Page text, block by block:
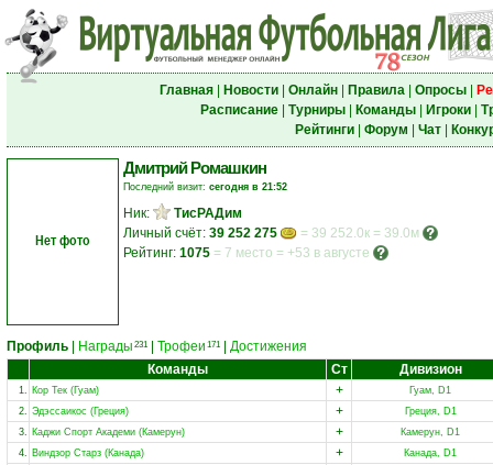
Главная| Новости| Онлайн| Правила| Опросы|
Расписание| Турниры| Команды| Игроки|
Рейтинги| Форум Чат|
Нет фото
Дмитрий Ромашкин
Последний визит: сегодня в 21:52
Ник:
ТисРАДим
Личный счёт: 39 252 275
= 39 252.0к = 39.0м
Рейтинг: 1075 = 7 место = +53 в августе
Профиль Награды 231 Трофеи 171
Достижения
Команды
Ст Дивизион
1. Кор Тек (Гуам) +
Гуам, D1
2. Эдэссаикос (Греция) +
Греция, D1
3. Каджи Спорт Академи (Камерун) +
Камерун, D1
4. Виндзор Старз (Канада) +
Канада, D1